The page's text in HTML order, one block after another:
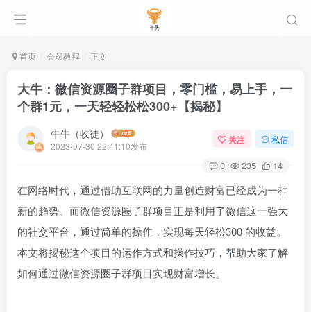
首页 会员教程 正文
大牛：微信资源圈子群项目，零门槛，易上手，一
个群1元，一天轻轻松松300+【揭秘】
牛牛（收徒）
2023-07-30 22:41:10发布
关注 私信
0 235 14
在网络时代，通过借助互联网的力量创造财富已经成为一种
新的趋势。而微信资源圈子群项目正是利用了微信这一强大
的社交平台，通过简单的操作，实现每天轻松300 的收益。
本文将揭秘这个项目的运作方式和操作技巧，帮助大家了解
如何通过微信资源圈子群项目实现财富增长。